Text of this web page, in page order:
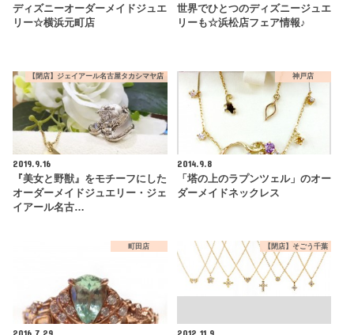
ディズニーオーダーメイドジュエ
リー☆横浜元町店
世界でひとつのディズニージュエ
リーも☆浜松店フェア情報♪
【閉店】ジェイアール名古屋タカシマヤ店
2019.9.16
『美女と野獣』をモチーフにした
オーダーメイドジュエリー・ジェ
イアール名古…
神戸店
2014.9.8
「塔の上のラプンツェル」のオー
ダーメイドネックレス
町田店
2016.7.29
【閉店】そごう千葉
2012.11.9